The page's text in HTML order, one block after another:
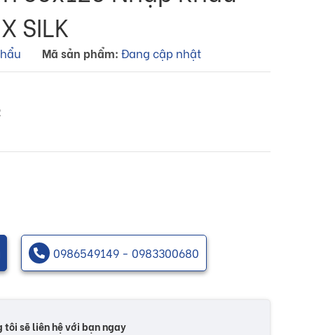
SILK
Mã sản phẩm: Đang cập nhật
0986549149 - 0983300680
tôi sẽ liên hệ với bạn ngay